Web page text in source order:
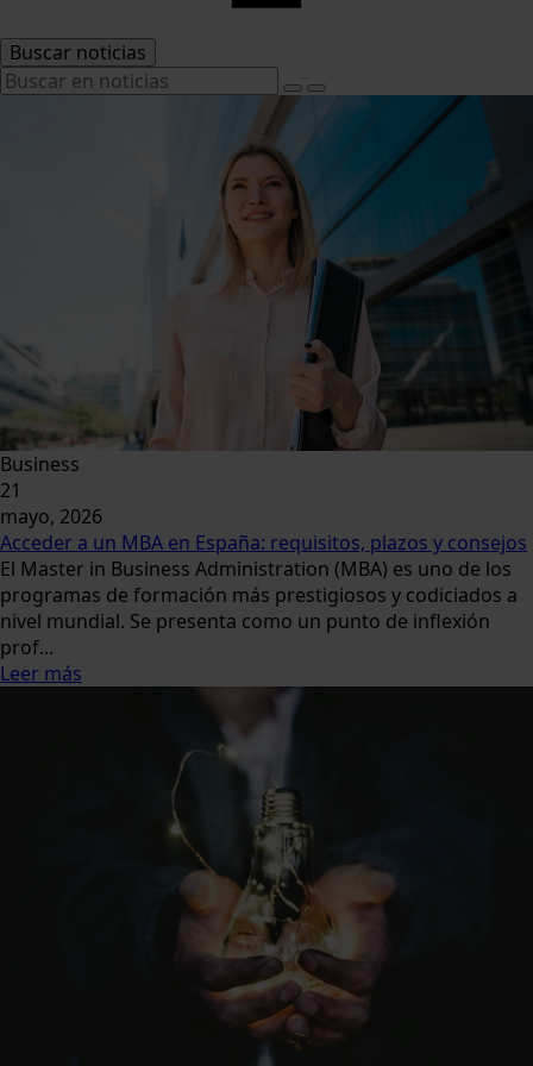
Buscar noticias
Business
21
mayo, 2026
Acceder a un MBA en España: requisitos, plazos y consejos
El Master in Business Administration (MBA) es uno de los
programas de formación más prestigiosos y codiciados a
nivel mundial. Se presenta como un punto de inflexión
prof...
Leer más